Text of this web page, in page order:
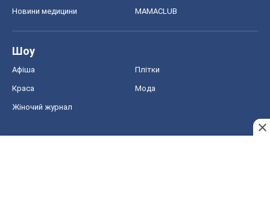
Новини медицини MAMACLUB
Шоу
Афіша Плітки
Краса Мода
Жіночий журнал